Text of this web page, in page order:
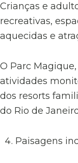
Crianças e
recreativas,
aquecidas e
O Parc
atividades
dos resorts
do Rio de
Paisagens